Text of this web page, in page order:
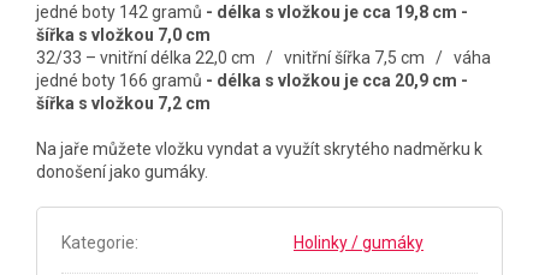
jedné boty 142 gramů - délka s vložkou je cca 19,8 cm -
šířka s vložkou 7,0 cm
32/33 – vnitřní délka 22,0 cm / vnitřní šířka 7,5 cm / váha
jedné boty 166 gramů - délka s vložkou je cca 20,9 cm -
šířka s vložkou 7,2 cm
Na jaře můžete vložku vyndat a využít skrytého nadměrku k
donošení jako gumáky.
Kategorie: Holinky / gumáky